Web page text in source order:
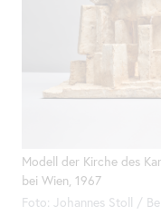
Modell der Kirche des
bei Wien, 1967
Foto: Johannes Stoll /